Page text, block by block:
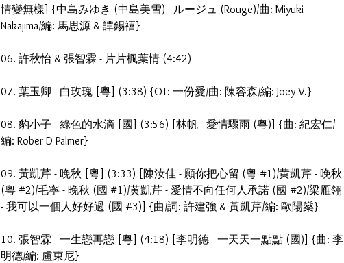
情變無樣] {中島みゆき (中島美雪) - ルージュ (Rouge)/曲: Miyuki
Nakajima/編: 馬思源 & 譚錫禧}
06. 許秋怡 & 張智霖 - 片片楓葉情 (4:42)
07. 葉玉卿 - 白玫瑰 [粵] (3:38) {OT: 一份愛/曲: 陳容森/編: Joey V.}
08. 豹小子 - 綠色的水滴 [國] (3:56) [林帆 - 愛情驟雨 (粵)] {曲: 紀宏仁/
編: Rober D Palmer}
09. 黃凱芹 - 晚秋 [粵] (3:33) [陳汝佳 - 願你把心留 (粵 #1)/黄凱芹 - 晚秋
(粵 #2)/毛寧 - 晚秋 (國 #1)/黄凱芹 - 愛情不向任何人承諾 (國 #2)/梁雁翎
- 我可以一個人好好過 (國 #3)] {曲/詞: 許建強 & 黃凱芹/編: 歐陽燊}
10. 張智霖 - 一生戀再戀 [粵] (4:18) [李明德 - 一天天一點點 (國)] {曲: 李
明德/編: 盧東尼}